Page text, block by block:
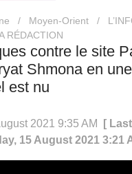
/ Moyen-Orient /
RÉDACTION
contre le site
Shmona en
est nu
2021 9:35 AM
[ Last
15 August 2021 3:21